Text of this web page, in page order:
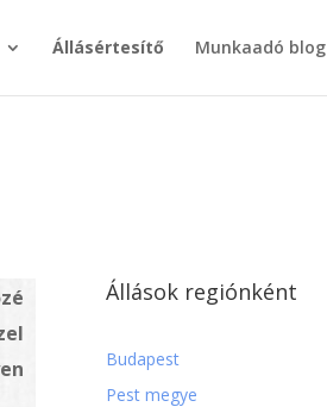
Állásértesítő Munkaadó blog
Állások regiónként
Budapest
Pest megye